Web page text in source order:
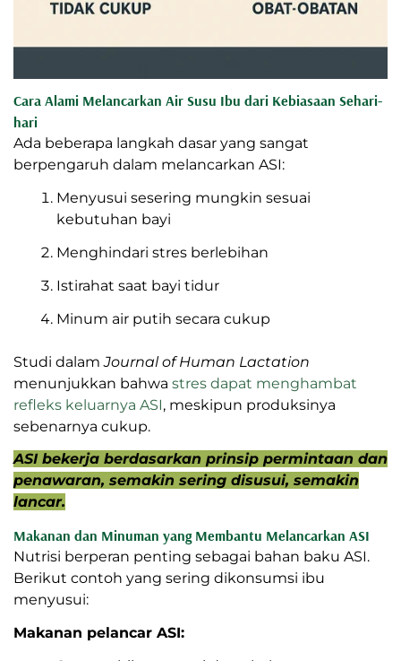
dari Kebiasaan Sehari-hari
Ada beberapa langkah dasar yang sangat
berpengaruh dalam melancarkan ASI:
Menyusui sesering mungkin sesuai
Istirahat saat bayi tidur
Minum air putih secara cukup
Studi dalamJournal of Human Lactation
menunjukkan bahwastres dapat menghambat
refleks keluarnya ASI, meskipun produksinya
sebenarnya cukup.
ASI bekerja berdasarkan prinsip
permintaan dan penawaran, semakin
sering disusui, semakin lancar.
Makanan dan Minuman yang